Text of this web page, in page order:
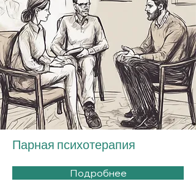
Парная психотерапия
Подробнее